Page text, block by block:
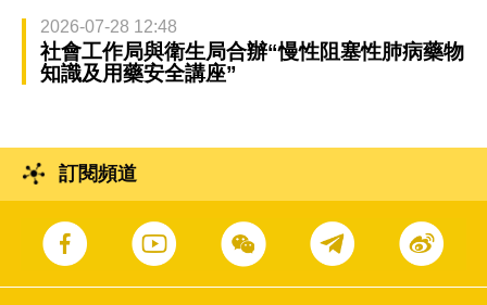
2026-07-28 12:48
社會工作局與衛生局合辦“慢性阻塞性肺病藥物
知識及用藥安全講座”
訂閱頻道